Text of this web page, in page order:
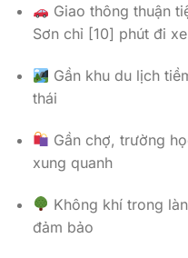
Giao thông thuận
Sơn chỉ [10] phút đi xe
Gần khu du lịch
thái
Gần chợ, trường
xung quanh
Không khí trong
đảm bảo